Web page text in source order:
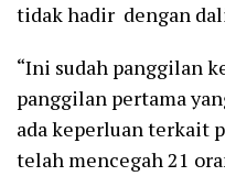
tidak hadir dengan
“Ini sudah panggilan
panggilan pertama
ada keperluan terkait
telah mencegah 21